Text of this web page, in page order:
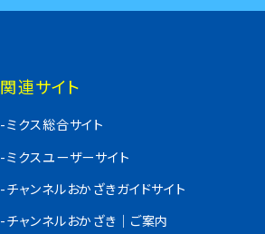
関連サイト
-ミクス総合サイト
-ミクスユーザーサイト
-チャンネルおかざきガイドサイト
-チャンネルおかざき｜ご案内